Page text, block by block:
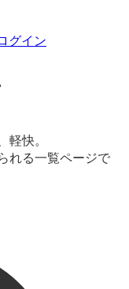
グイン
快。
れる一覧ページで